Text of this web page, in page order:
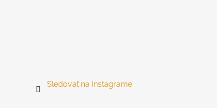
Sledovať na Instagrame